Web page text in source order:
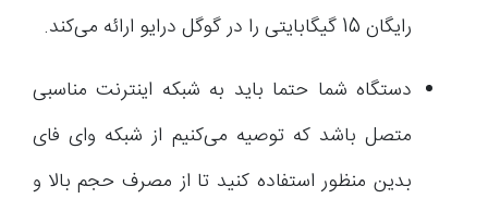
رایگان 15 گیگابایتی را در گوگل درایو ارائه می‌کند.
دستگاه شما حتما باید به شبکه اینترنت مناسبی
متصل باشد که توصیه می‌کنیم از شبکه وای فای
بدین منظور استفاده کنید تا از مصرف حجم بالا و